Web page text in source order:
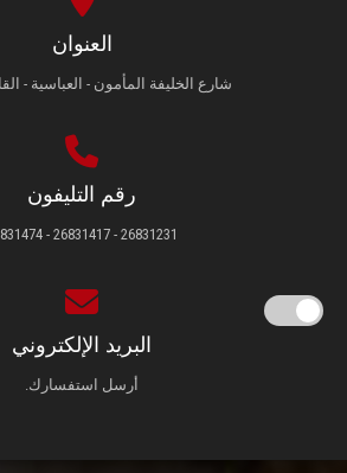
العنوان
شارع الخليفة المأمون - العباسية -
رقم التليفون
26831231 - 26831417 - 26831474
البريد الإلكتروني
أرسل استفسارك.